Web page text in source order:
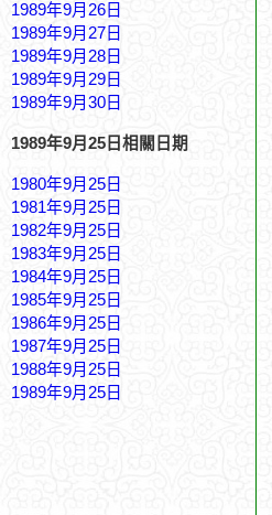
1989年9月26日
1989年9月27日
1989年9月28日
1989年9月29日
1989年9月30日
1989年9月25日相關日期
1980年9月25日
1981年9月25日
1982年9月25日
1983年9月25日
1984年9月25日
1985年9月25日
1986年9月25日
1987年9月25日
1988年9月25日
1989年9月25日